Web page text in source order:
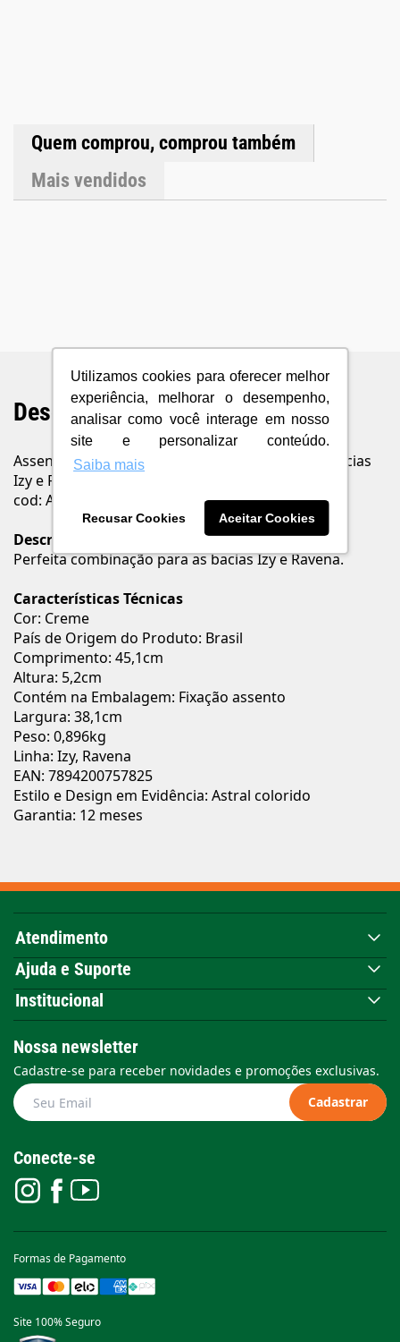
Utilizamos cookies para oferecer melhor
experiência, melhorar o desempenho,
analisar como você interage em nosso
site e personalizar conteúdo.
Saiba mais
Recusar Cookies Aceitar Cookies
Quem comprou, comprou também
Mais vendidos
Descrição do Produto
Assento Sanitário Plástico com Microban para Bacias
Izy e Ravena Deca Creme
cod: AP.01.37
Descrição
Perfeita combinação para as bacias Izy e Ravena.
Características Técnicas
Cor: Creme
País de Origem do Produto: Brasil
Comprimento: 45,1cm
Altura: 5,2cm
Contém na Embalagem: Fixação assento
Largura: 38,1cm
Peso: 0,896kg
Linha: Izy, Ravena
EAN: 7894200757825
Estilo e Design em Evidência: Astral colorido
Garantia: 12 meses
Atendimento
Ajuda e Suporte
Institucional
Nossa newsletter
Cadastre-se para receber novidades e promoções exclusivas.
Cadastrar
Conecte-se
Formas de Pagamento
Site 100% Seguro